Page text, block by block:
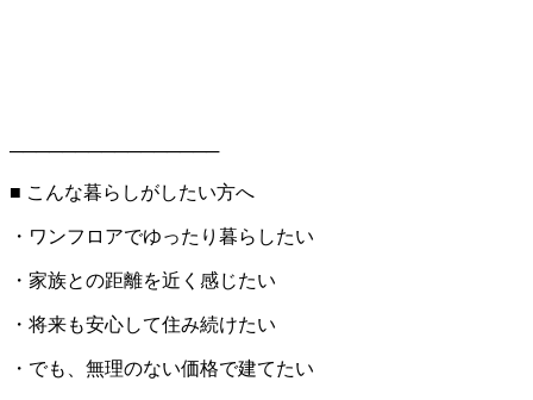
────────────────
■ こんな暮らしがしたい方へ
・ワンフロアでゆったり暮らしたい
・家族との距離を近く感じたい
・将来も安心して住み続けたい
・でも、無理のない価格で建てたい